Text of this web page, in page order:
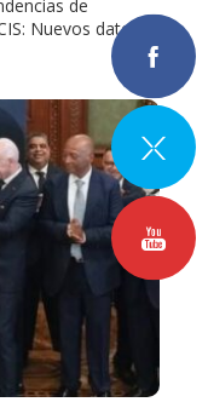
de
Nuevos datos